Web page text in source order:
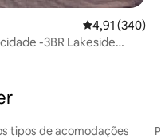
4,91 de uma
4,91 (340)
-3BR Lakeside
tipos de acomodações